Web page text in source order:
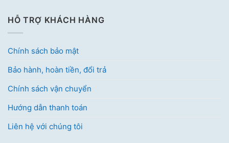
HỖ TRỢ KHÁCH HÀNG
Chính sách bảo mật
Bảo hành, hoàn tiền, đổi trả
Chính sách vận chuyển
Hướng dẫn thanh toán
Liên hệ với chúng tôi